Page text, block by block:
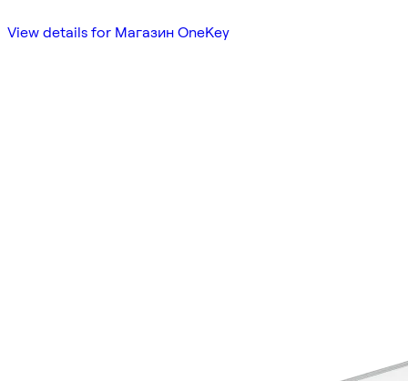
View details for Магазин OneKey